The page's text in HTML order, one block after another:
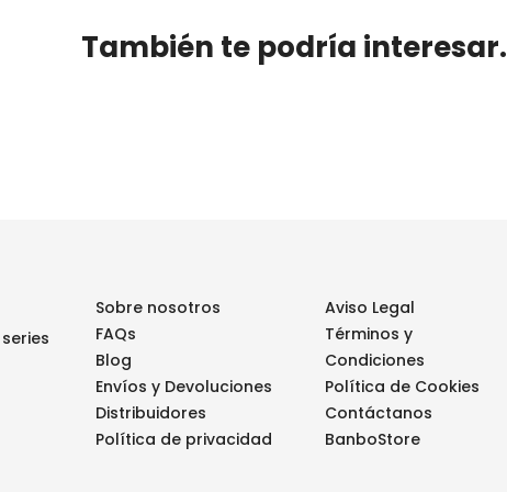
También te podría
Sobre nosotros
FAQs
Blog
Envíos y Devoluciones
Distribuidores
Política de privacidad
Aviso Legal
Términos y
Condiciones
Política de Cookies
Contáctanos
BanboStore